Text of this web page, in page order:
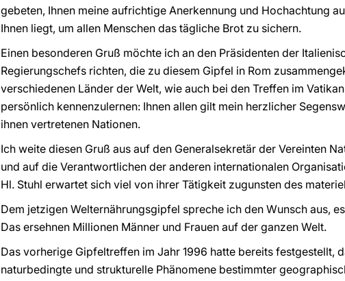
gebeten, Ihnen meine aufrichtige Anerkennung und Hochachtung
Ihnen liegt, um allen Menschen das tägliche Brot zu sichern.
Einen besonderen Gruß möchte ich an den Präsidenten der
Regierungschefs richten, die zu diesem Gipfel in Rom
verschiedenen Länder der Welt, wie auch bei den Treffen im
persönlich kennenzulernen: Ihnen allen gilt mein herzlicher
ihnen vertretenen Nationen.
Ich weite diesen Gruß aus auf den Generalsekretär der Vereinten
und auf die Verantwortlichen der anderen internationalen
Hl. Stuhl erwartet sich viel von ihrer Tätigkeit zugunsten des
Dem jetzigen Welternährungsgipfel spreche ich den Wunsch aus,
Das ersehnen Millionen Männer und Frauen auf der ganzen Welt.
Das vorherige Gipfeltreffen im Jahr 1996 hatte bereits festgestellt,
naturbedingte und strukturelle Phänomene bestimmter